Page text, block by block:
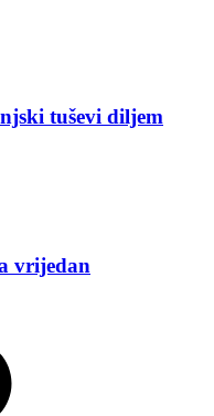
tuševi diljem
vrijedan